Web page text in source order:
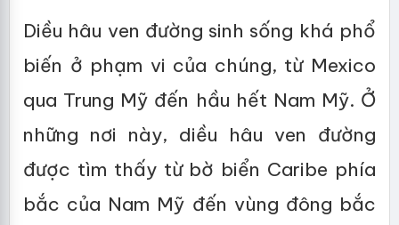
Diều hâu ven đường sinh sống khá phổ
biến ở phạm vi của chúng, từ Mexico
qua Trung Mỹ đến hầu hết Nam Mỹ. Ở
những nơi này, diều hâu ven đường
được tìm thấy từ bờ biển Caribe phía
bắc của Nam Mỹ đến vùng đông bắc